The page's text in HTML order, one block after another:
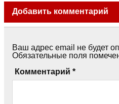
Добавить комментарий
Ваш адрес email не будет
Обязательные поля
Комментарий *